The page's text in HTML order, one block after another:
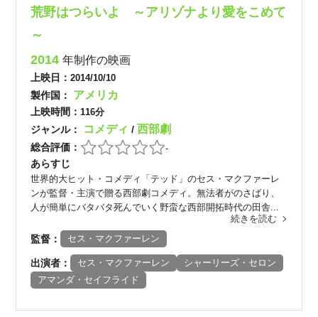
荒野はつらいよ ～アリゾナより愛をこめて
～
2014年制作の映画
上映日：2014/10/10
製作国： アメリカ
上映時間：116分
ジャンル： コメディ/ 西部劇
総合評価： -
あらすじ
世界的大ヒット・コメディ「テッド」のセス・マクファーレ
ンが監督・主演で贈る西部劇コメディ。無法者がのさばり、
人が簡単にバタバタ死んでいく野蛮な西部開拓時代の田舎...
続きを読む
監督： セス・マクファーレン
出演者： セス・マクファーレン
シャーリーズ・セロン
アマンダ・セイフライド